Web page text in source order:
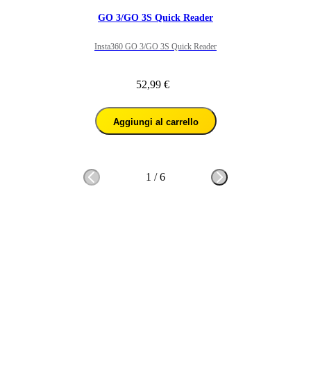
GO 3/GO 3S Quick Reader
Insta360 GO 3/GO 3S Quick Reader
52,99 €
Aggiungi al carrello
1 /6